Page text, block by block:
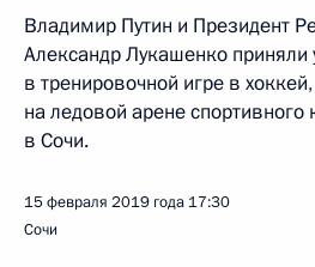
Владимир Путин и Президент
Александр Лукашенко приняли
в тренировочной игре в
на ледовой арене
в Сочи.
15 февраля 2019 года 17:30
Сочи